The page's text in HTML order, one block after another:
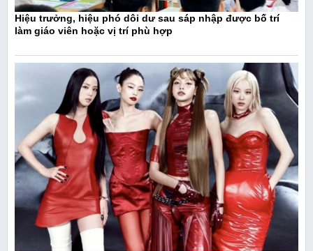
Hiệu trưởng, hiệu phó dôi dư sau sáp nhập được bố trí
làm giáo viên hoặc vị trí phù hợp